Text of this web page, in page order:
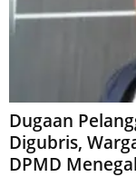
Dugaan
Digubris,
DPMD